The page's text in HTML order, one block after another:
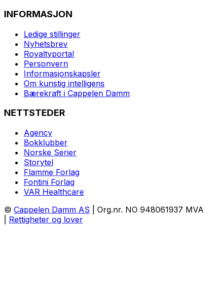
INFORMASJON
Ledige stillinger
Nyhetsbrev
Royaltyportal
Personvern
Informasjonskapsler
Om kunstig intelligens
Bærekraft i Cappelen Damm
NETTSTEDER
Agency
Bokklubber
Norske Serier
Storytel
Flamme Forlag
Fontini Forlag
VAR Healthcare
© Cappelen Damm AS | Org.nr. NO 948061937 MVA
Rettigheter og lover